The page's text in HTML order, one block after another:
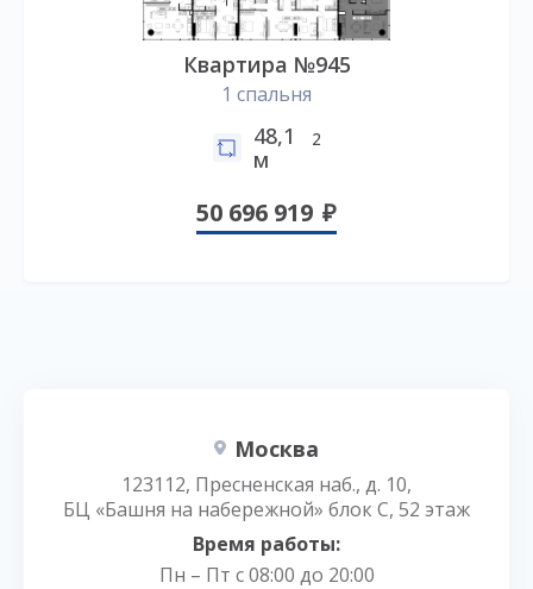
Квартира №945
1 спальня
48,1
м
2
50 696 919
Москва
123112, Пресненская наб., д. 10,
БЦ «Башня на набережной» блок С, 52 этаж
Время работы:
Пн – Пт с 08:00 до 20:00